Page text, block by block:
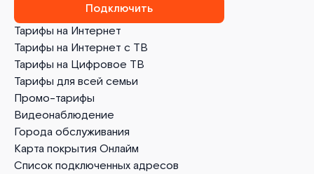
Тарифы на Интернет
Тарифы на Интернет с ТВ
Тарифы на Цифровое ТВ
Тарифы для всей семьи
Промо-тарифы
Видеонаблюдение
Города обслуживания
Карта покрытия Онлайм
Список подключенных адресов
Подключить